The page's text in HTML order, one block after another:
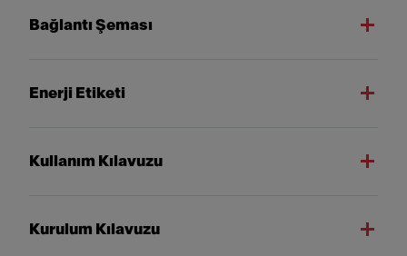
Bağlantı Şeması
Enerji Etiketi
Kullanım Kılavuzu
Kurulum Kılavuzu